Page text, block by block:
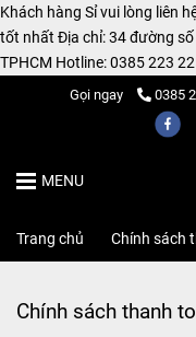
Gọi ngay 0385
MENU
Trang chủ Chính sách
Chính sách thanh
Khách hàng Sỉ vui lòng liên
tốt nhất Địa chỉ: 34 đường
TPHCM Hotline: 0385 223